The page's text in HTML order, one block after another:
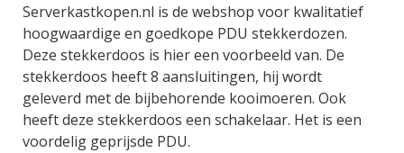
Serverkastkopen.nl is de webshop voor kwalitatief
hoogwaardige en goedkope PDU stekkerdozen.
Deze stekkerdoos is hier een voorbeeld van. De
stekkerdoos heeft 8 aansluitingen, hij wordt
geleverd met de bijbehorende kooimoeren. Ook
heeft deze stekkerdoos een schakelaar. Het is een
voordelig geprijsde PDU.